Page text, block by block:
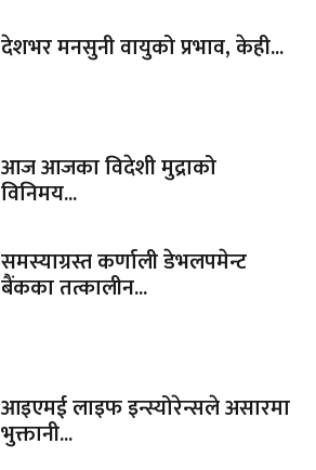
देशभर मनसुनी वायुको प्रभाव, केही...
आज आजका विदेशी मुद्राको
विनिमय...
समस्याग्रस्त कर्णाली डेभलपमेन्ट
बैंकका तत्कालीन...
आइएमई लाइफ इन्स्योरेन्सले असारमा
भुक्तानी...